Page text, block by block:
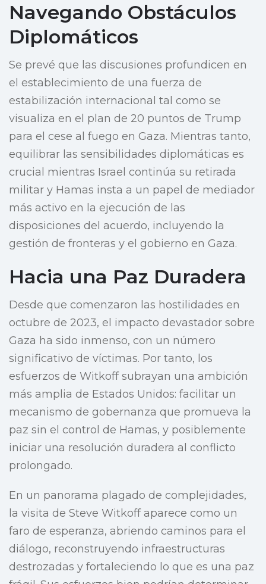
Navegando Obstáculos
Diplomáticos
Se prevé que las discusiones profundicen en
el establecimiento de una fuerza de
estabilización internacional tal como se
visualiza en el plan de 20 puntos de Trump
para el cese al fuego en Gaza. Mientras tanto,
equilibrar las sensibilidades diplomáticas es
crucial mientras Israel continúa su retirada
militar y Hamas insta a un papel de mediador
más activo en la ejecución de las
disposiciones del acuerdo, incluyendo la
gestión de fronteras y el gobierno en Gaza.
Hacia una Paz Duradera
Desde que comenzaron las hostilidades en
octubre de 2023, el impacto devastador sobre
Gaza ha sido inmenso, con un número
significativo de víctimas. Por tanto, los
esfuerzos de Witkoff subrayan una ambición
más amplia de Estados Unidos: facilitar un
mecanismo de gobernanza que promueva la
paz sin el control de Hamas, y posiblemente
iniciar una resolución duradera al conflicto
prolongado.
En un panorama plagado de complejidades,
la visita de Steve Witkoff aparece como un
faro de esperanza, abriendo caminos para el
diálogo, reconstruyendo infraestructuras
destrozadas y fortaleciendo lo que es una paz